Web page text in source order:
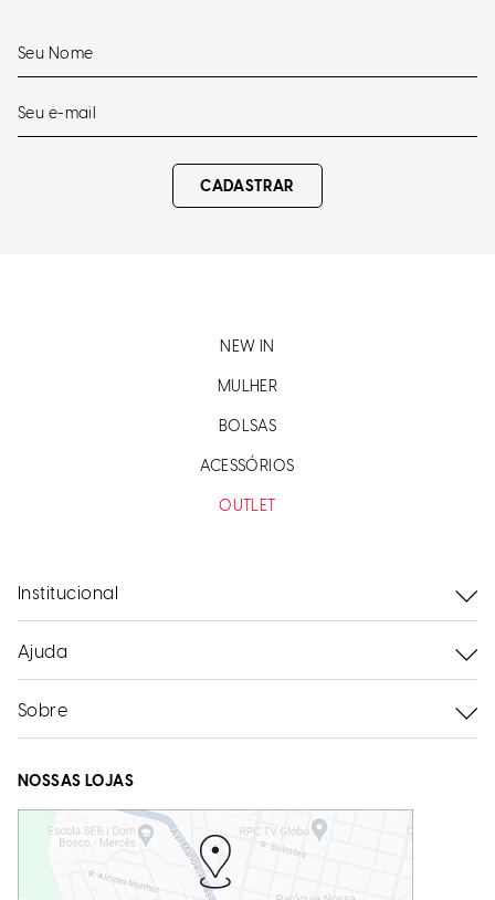
CADASTRAR
NEW IN
MULHER
BOLSAS
ACESSÓRIOS
OUTLET
Institucional
Ajuda
Sobre
NOSSAS LOJAS